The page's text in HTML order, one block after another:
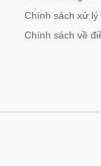
Chính sách xử lý
Chính sách về